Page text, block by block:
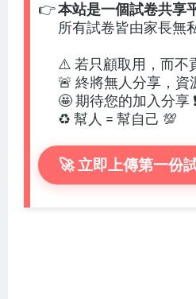
本站是一個試卷共享
👉
所有試卷皆由家長無
⚠️ 若只顧取用，而不
🚨 終將無人分享，資
🤩 期待您的加入分享 ❗
♻️ 幫人 = 幫自己 💯
🚀 立即上傳第一份